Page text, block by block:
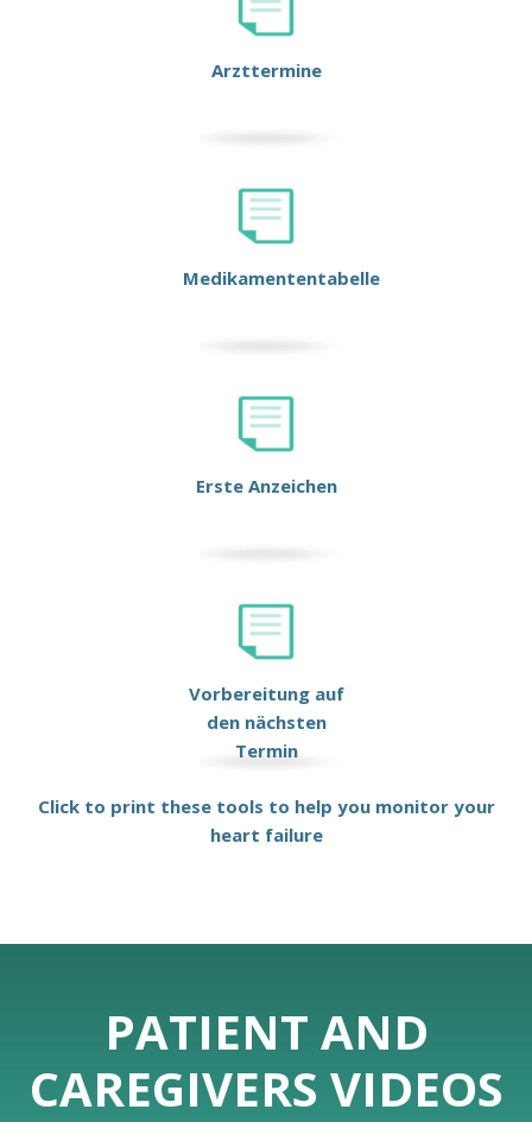
Arzttermine
Medikamententabelle
Erste Anzeichen
Vorbereitung auf
den nächsten
Termin
Click to print these tools to help you monitor your
heart failure
PATIENT AND
CAREGIVERS VIDEOS